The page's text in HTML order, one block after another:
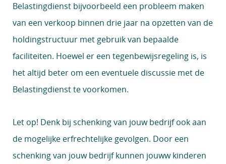
Belastingdienst bijvoorbeeld een probleem maken
van een verkoop binnen drie jaar na opzetten van de
holdingstructuur met gebruik van bepaalde
faciliteiten. Hoewel er een tegenbewijsregeling is, is
het altijd beter om een eventuele discussie met de
Belastingdienst te voorkomen.
Let op! Denk bij schenking van jouw bedrijf ook aan
de mogelijke erfrechtelijke gevolgen. Door een
schenking van jouw bedrijf kunnen jouww kinderen